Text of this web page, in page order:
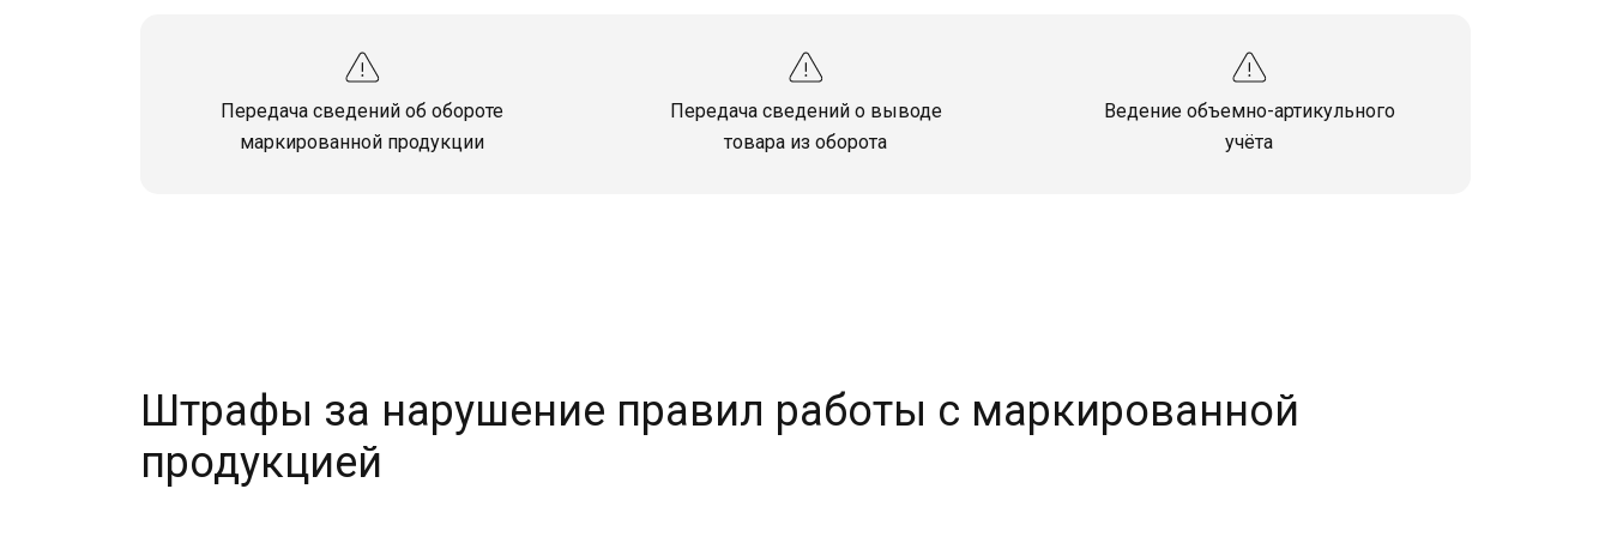
Передача сведений об обороте
маркированной продукции
Передача сведений о выводе
товара из оборота
Ведение объемно-артикульного
учёта
Штрафы за нарушение правил работы с маркированной
продукцией